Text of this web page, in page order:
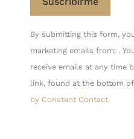
Constant
Contact
Use.
Please
leave
By submitting this form,
marketing emails from: .
receive emails at any time
link, found at the bottom of
by Constant Contact